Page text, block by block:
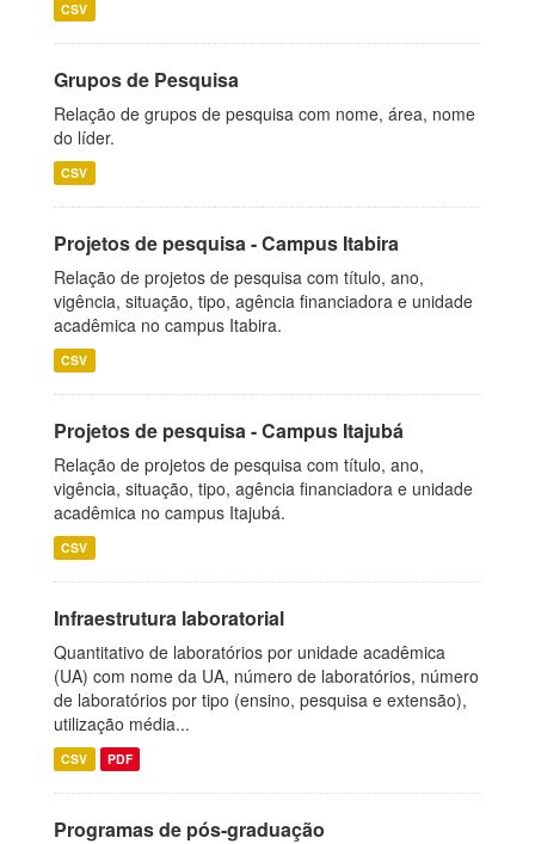
CSV
Grupos de Pesquisa
Relação de grupos de pesquisa com nome, área, nome
do líder.
CSV
Projetos de pesquisa - Campus Itabira
Relação de projetos de pesquisa com título, ano,
vigência, situação, tipo, agência financiadora e unidade
acadêmica no campus Itabira.
CSV
Projetos de pesquisa - Campus Itajubá
Relação de projetos de pesquisa com título, ano,
vigência, situação, tipo, agência financiadora e unidade
acadêmica no campus Itajubá.
CSV
Infraestrutura laboratorial
Quantitativo de laboratórios por unidade acadêmica
(UA) com nome da UA, número de laboratórios, número
de laboratórios por tipo (ensino, pesquisa e extensão),
utilização média...
CSV PDF
Programas de pós-graduação